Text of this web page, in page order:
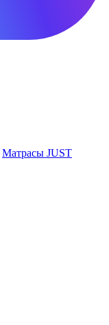
Матрасы JUST